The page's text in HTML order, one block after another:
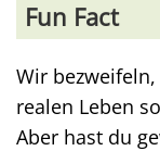
Fun Fact
Wir
realen Leben
Aber hast du